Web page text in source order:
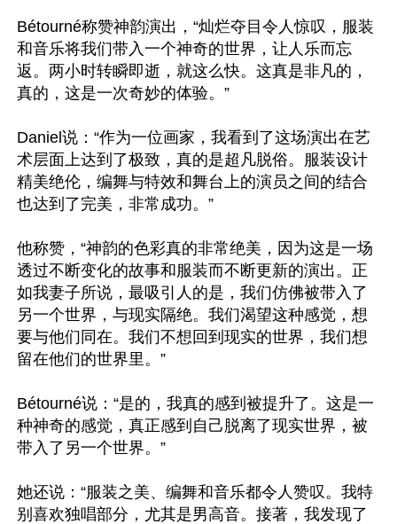
Bétourné称赞神韵演出，“灿烂夺目令人惊叹，服装
和音乐将我们带入一个神奇的世界，让人乐而忘
返。两小时转瞬即逝，就这么快。这真是非凡的，
真的，这是一次奇妙的体验。”
Daniel说：“作为一位画家，我看到了这场演出在艺
术层面上达到了极致，真的是超凡脱俗。服装设计
精美绝伦，编舞与特效和舞台上的演员之间的结合
也达到了完美，非常成功。”
他称赞，“神韵的色彩真的非常绝美，因为这是一场
透过不断变化的故事和服装而不断更新的演出。正
如我妻子所说，最吸引人的是，我们仿佛被带入了
另一个世界，与现实隔绝。我们渴望这种感觉，想
要与他们同在。我们不想回到现实的世界，我们想
留在他们的世界里。”
Bétourné说：“是的，我真的感到被提升了。这是一
种神奇的感觉，真正感到自己脱离了现实世界，被
带入了另一个世界。”
她还说：“服装之美、编舞和音乐都令人赞叹。我特
别喜欢独唱部分，尤其是男高音。接著，我发现了